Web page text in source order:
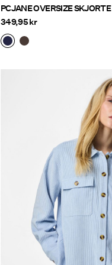
PCJANE OVERSIZE SKJORTE
349,95 kr